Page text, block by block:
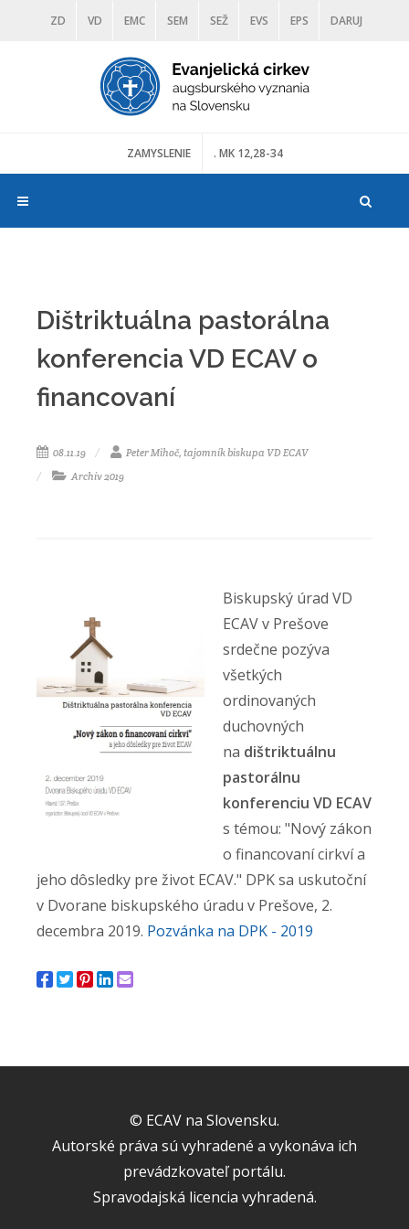
ZD VD EMC SEM SEŽ EVS EPS DARUJ
DIAKONIA ŠKOLY TRANOSCIUS
ZAMYSLENIE . MK 12,28-34
Dištriktuálna pastorálna
konferencia VD ECAV o
financovaní
08.11.19
Peter Mihoč, tajomník biskupa VD ECAV
Archív 2019
Biskupský úrad VD
ECAV v Prešove
srdečne pozýva
všetkých
ordinovaných
duchovných
na dištriktuálnu
pastorálnu
konferenciu VD ECAV
s témou: "Nový zákon
o financovaní cirkví a
jeho dôsledky pre život ECAV." DPK sa uskutoční
v Dvorane biskupského úradu v Prešove, 2.
decembra 2019. Pozvánka na DPK - 2019
© ECAV na Slovensku.
Autorské práva sú vyhradené a vykonáva ich
prevádzkovateľ portálu.
Spravodajská licencia vyhradená.